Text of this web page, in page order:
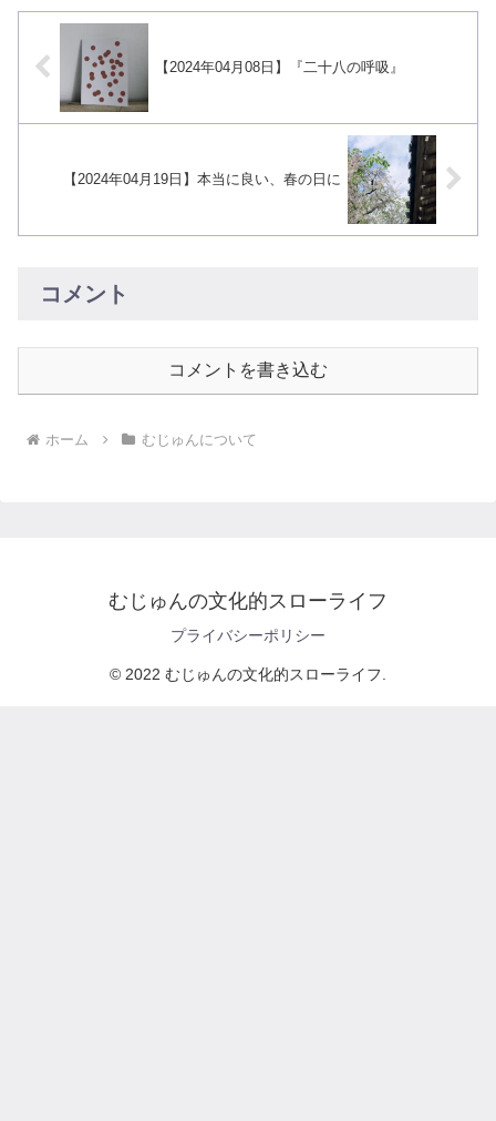
【2024年04月08日】『二十八の呼吸』
【2024年04月19日】本当に良い、春の日に
コメント
コメントを書き込む
ホーム むじゅんについて
むじゅんの文化的スローライフ
プライバシーポリシー
© 2022 むじゅんの文化的スローライフ.